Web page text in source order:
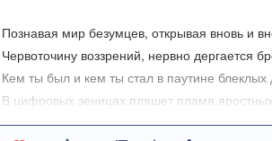
Познавая мир безумцев, открывая вновь и
Червоточину воззрений, нервно дергается
Кем ты был и кем ты стал в паутине блеклых
В цифровых зеницах пляшет пламя